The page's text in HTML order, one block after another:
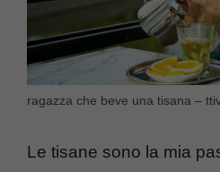
ragazza che beve una tisana –
Le tisane sono la mia